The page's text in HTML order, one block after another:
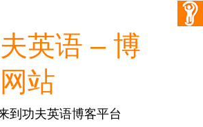
英语 – 博
站
到功夫英语博客平台